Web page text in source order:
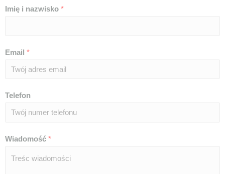
Imię i nazwisko *
Email *
Telefon
Wiadomość *